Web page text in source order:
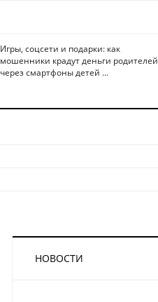
Игры, соцсети и подарки: как
мошенники крадут деньги родителей
через смартфоны детей ...
НОВОСТИ